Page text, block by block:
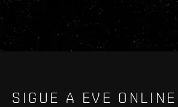
SIGUE A EVE ONLINE